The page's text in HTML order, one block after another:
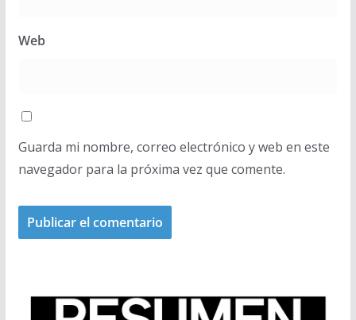
Web
Guarda mi nombre, correo electrónico y web en este
navegador para la próxima vez que comente.